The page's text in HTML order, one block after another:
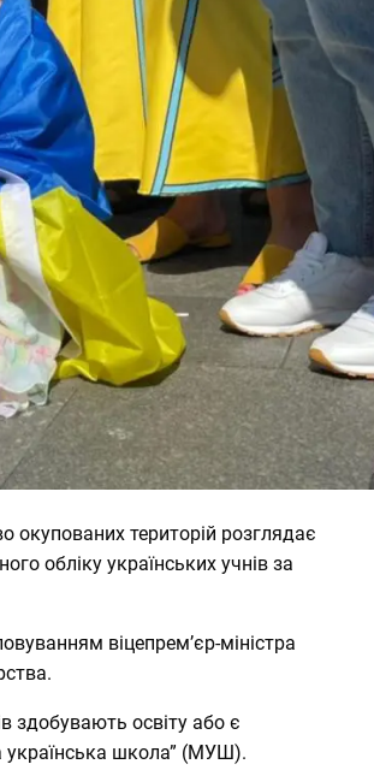
окупованих територій розглядає
обліку українських учнів за
віцепрем’єр-міністра
здобувають освіту або є
українська школа” (МУШ).